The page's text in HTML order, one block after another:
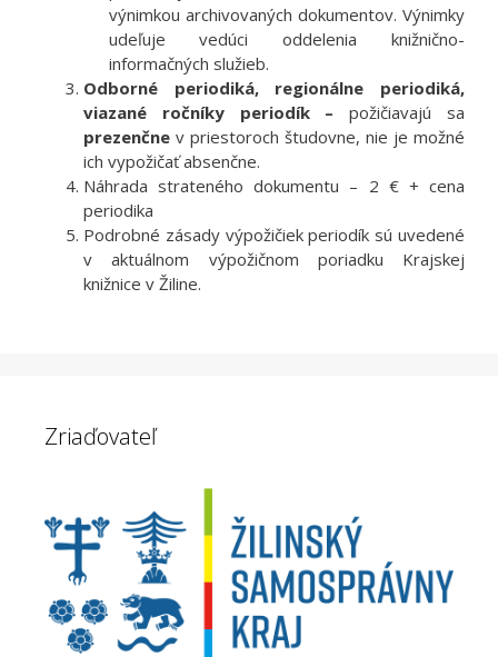
výnimkou archivovaných dokumentov. Výnimky
udeľuje vedúci oddelenia knižnično-
informačných služieb.
Odborné periodiká, regionálne periodiká,
viazané ročníky periodík –požičiavajú sa
prezenčne v priestoroch študovne, nie je možné
ich vypožičať absenčne.
Náhrada strateného dokumentu – 2 € + cena
periodika
Podrobné zásady výpožičiek periodík sú uvedené
v aktuálnom výpožičnom poriadku Krajskej
knižnice v Žiline.
Zriaďovateľ